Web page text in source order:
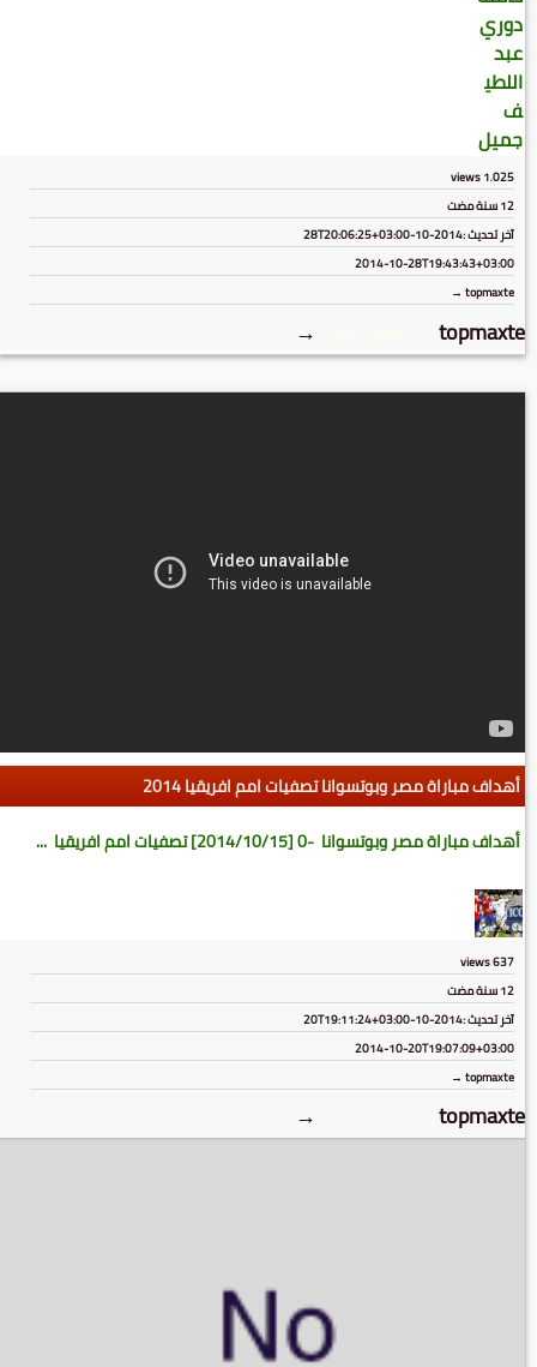
1٬025
12 سنة مضت
آخر تحديث :2014-10-28T20:06:25+03:00
2014-10-28T19:43:43+03:00
topmaxte →
topmaxte
→
أهداف مباراة مصر وبوتسوانا تصفيات امم افريقيا 2014
أهداف مباراة مصر وبوتسوانا -0 [2014/10/15] تصفيات امم افريقيا ...
637
views
12 سنة مضت
آخر تحديث :2014-10-20T19:11:24+03:00
2014-10-20T19:07:09+03:00
topmaxte →
topmaxte
→